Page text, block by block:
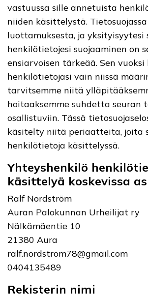
vastuussa sille annetuista
niiden käsittelystä.
luottamuksesta, ja yksityisyytesi
henkilötietojesi suojaaminen on
ensiarvoisen tärkeää. Sen vuoksi
henkilötietojasi vain niissä
tarvitsemme niitä
hoitaaksemme suhdetta seuran
osallistuviin. Tässä
käsitelty niitä periaatteita, joita
henkilötietoja käsittelyssä.
Yhteyshenkilö
käsittelyä koskevissa
Ralf Nordström
Auran Palokunnan Urheilijat ry
Nälkämäentie 10
21380 Aura
ralf.nordstrom78@gmail.com
0404135489
Rekisterin nimi